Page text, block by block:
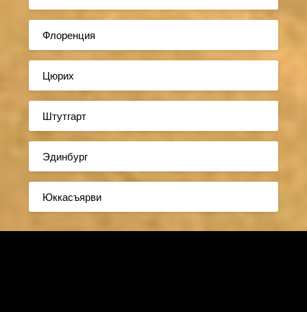
Флоренция
Цюрих
Штутгарт
Эдинбург
Юккасъярви